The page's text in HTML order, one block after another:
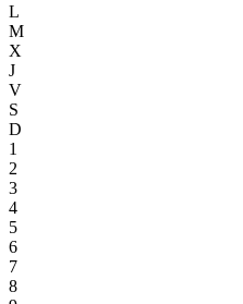
L
M
X
J
V
S
D
1
2
3
4
5
6
7
8